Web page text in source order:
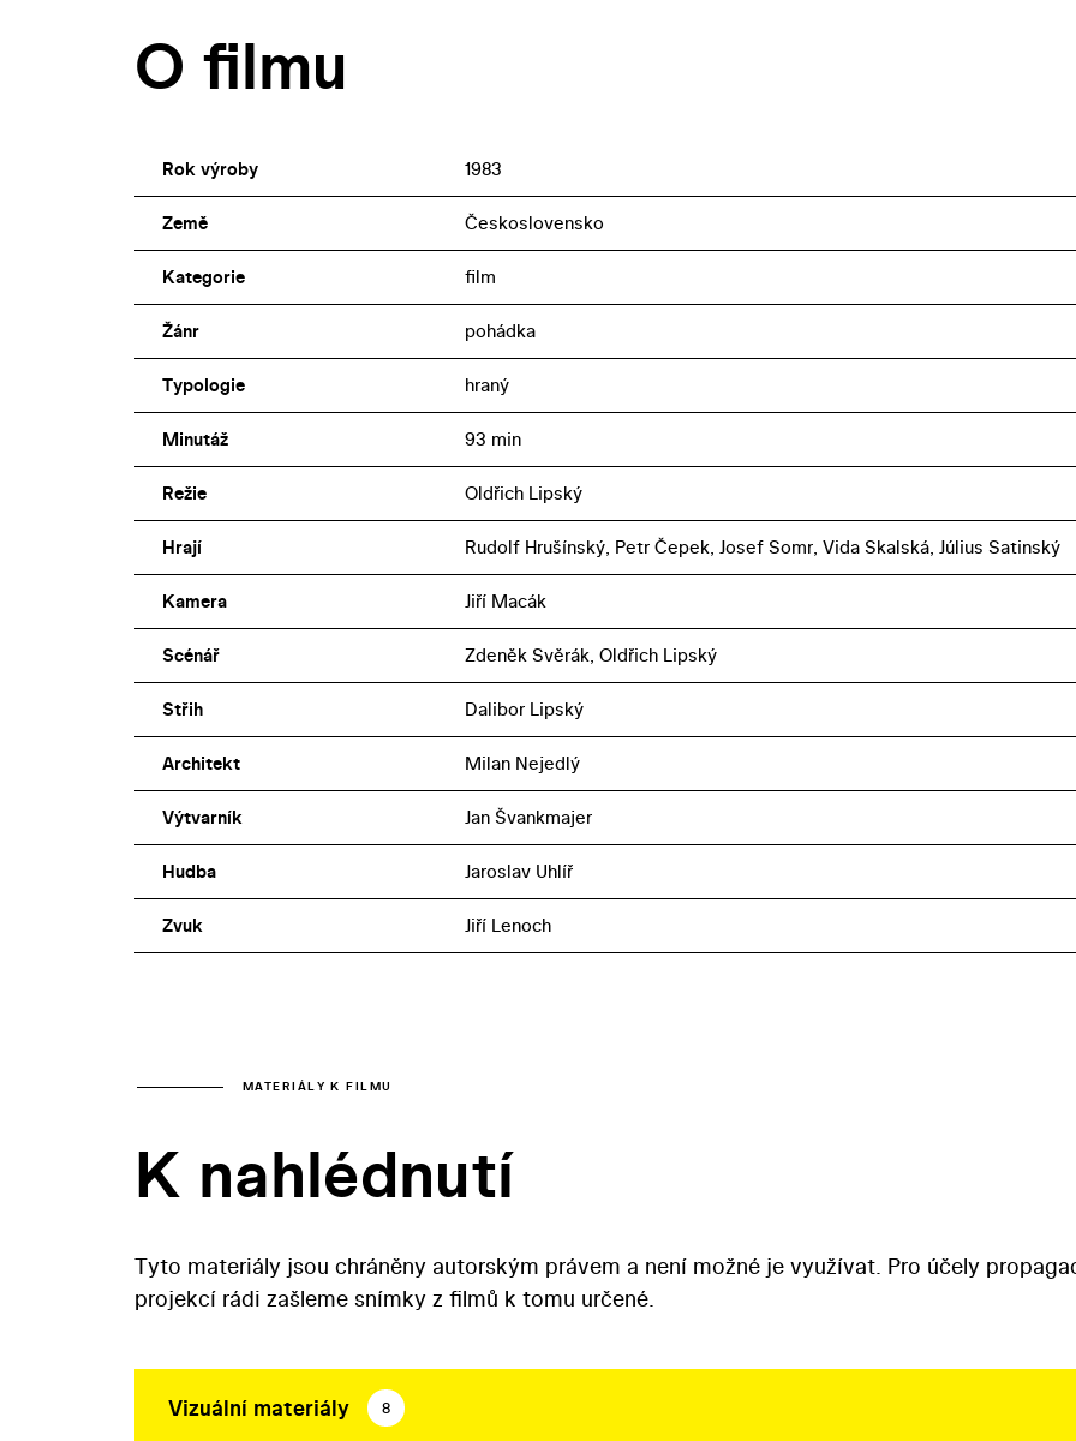
O filmu
Rok výroby 1983
Země Československo
Kategorie film
Žánr pohádka
Typologie hraný
Minutáž 93 min
Režie Oldřich Lipský
Hrají Rudolf Hrušínský, Petr Čepek, Josef Somr, Vida Skalská, Július Satinský
Kamera Jiří Macák
Scénář Zdeněk Svěrák, Oldřich Lipský
Střih Dalibor Lipský
Architekt Milan Nejedlý
Výtvarník Jan Švankmajer
Hudba Jaroslav Uhlíř
Zvuk Jiří Lenoch
MATERIÁLY K FILMU
K nahlédnutí
Tyto materiály jsou chráněny autorským právem a není možné je využívat. Pro účely
projekcí rádi zašleme snímky z filmů k tomu určené.
Vizuální materiály 8